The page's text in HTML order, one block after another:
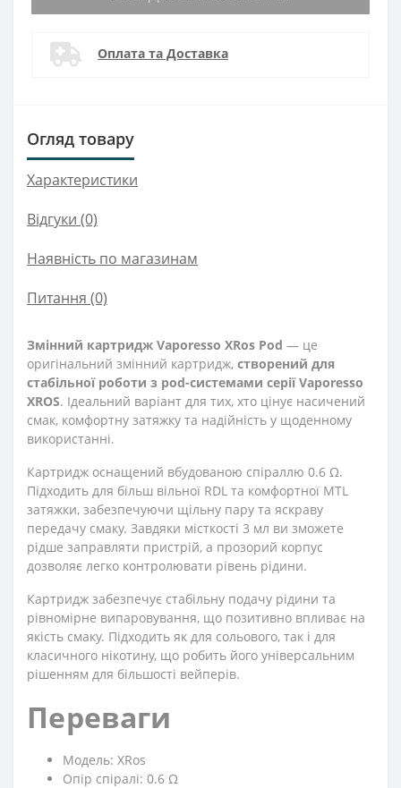
Оплата та Доставка
Огляд товару
Характеристики
Відгуки (0)
Наявність по магазинам
Питання (0)
Змінний картридж Vaporesso XRos Pod — це
оригінальний змінний картридж, створений для
стабільної роботи з pod-системами серії Vaporesso
XROS. Ідеальний варіант для тих, хто цінує насичений
смак, комфортну затяжку та надійність у щоденному
використанні.
Картридж оснащений вбудованою спіраллю 0.6 Ω.
Підходить для більш вільної RDL та комфортної MTL
затяжки, забезпечуючи щільну пару та яскраву
передачу смаку. Завдяки місткості 3 мл ви зможете
рідше заправляти пристрій, а прозорий корпус
дозволяє легко контролювати рівень рідини.
Картридж забезпечує стабільну подачу рідини та
рівномірне випаровування, що позитивно впливає на
якість смаку. Підходить як для сольового, так і для
класичного нікотину, що робить його універсальним
рішенням для більшості вейперів.
Переваги
Модель: XRos
Опір спіралі: 0.6 Ω